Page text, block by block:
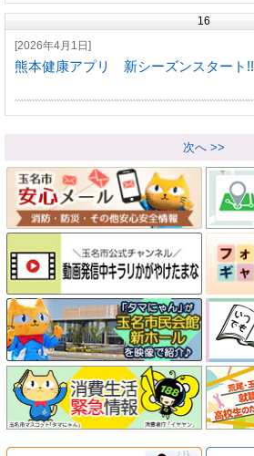
16
[2026年4月1日]
熊本健康アプリ 新シーズンスタート!!
次へ >>